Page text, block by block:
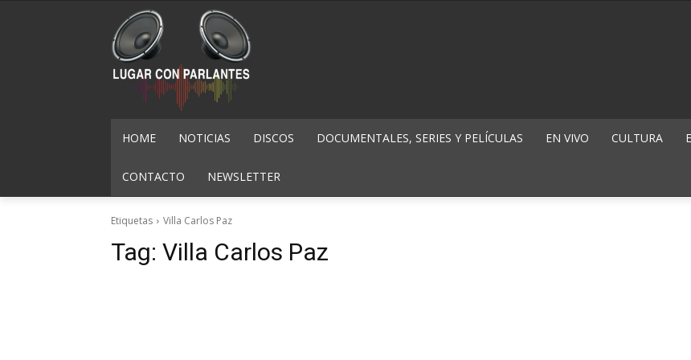
HOME NOTICIAS DISCOS DOCUMENTALES, SERIES Y PELÍCULAS EN VIVO CULTURA
CONTACTO NEWSLETTER
Etiquetas Villa Carlos Paz
Tag: Villa Carlos Paz